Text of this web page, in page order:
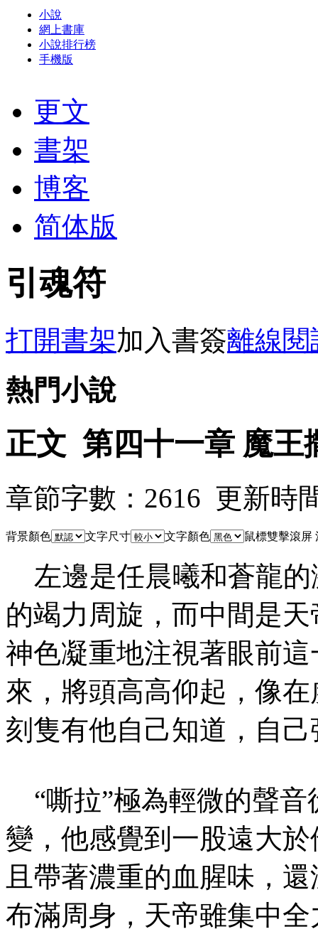
小說
網上書庫
小說排行榜
手機版
更文
書架
博客
简体版
引魂符
打開書架加入書簽離線閱
熱門小說
正文 第四十一章 魔王
章節字數：2616 更新時
背景顏色 文字尺寸 文字顏色 鼠標雙擊滾屏
左邊是任晨曦和蒼龍的
的竭力周旋，而中間是
神色凝重地注視著眼前
來，將頭高高仰起，像
刻隻有他自己知道，自
“嘶拉”極為輕微的聲音
變，他感覺到一股遠大
且帶著濃重的血腥味，
布滿周身，天帝雖集中